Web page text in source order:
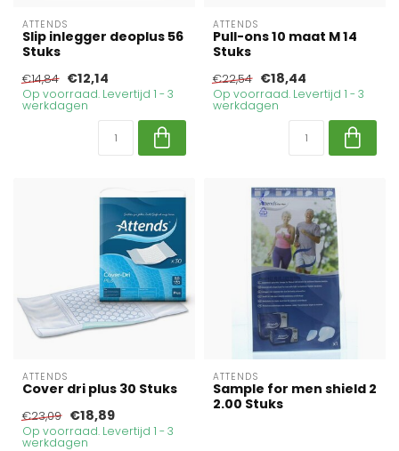
ATTENDS
Slip inlegger deoplus 56
Stuks
€14,84 €12,14
Op voorraad. Levertijd 1 - 3
werkdagen
ATTENDS
Pull-ons 10 maat M 14
Stuks
€22,54 €18,44
Op voorraad. Levertijd 1 - 3
werkdagen
ATTENDS
Cover dri plus 30 Stuks
€23,09 €18,89
Op voorraad. Levertijd 1 - 3
werkdagen
ATTENDS
Sample for men shield 2
2.00 Stuks